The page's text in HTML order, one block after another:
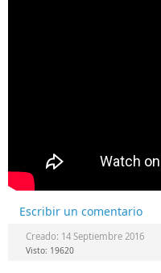
Escribir un comentario
Creado: 14 Septiembre 2016
Visto: 19620